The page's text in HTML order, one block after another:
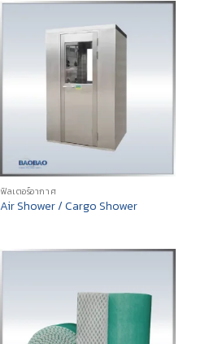
ฟิลเตอร์อากาศ
Air Shower / Cargo Shower